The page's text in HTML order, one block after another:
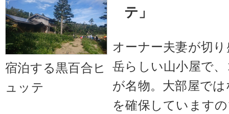
宿泊する黒百合ヒ
ュッテ
テ」
オーナー夫妻が切
岳らしい山小屋で
が名物。大部屋で
を確保しています